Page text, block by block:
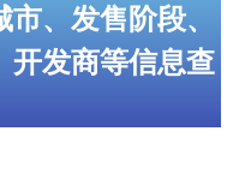
、发售阶段、
开发商等信息查